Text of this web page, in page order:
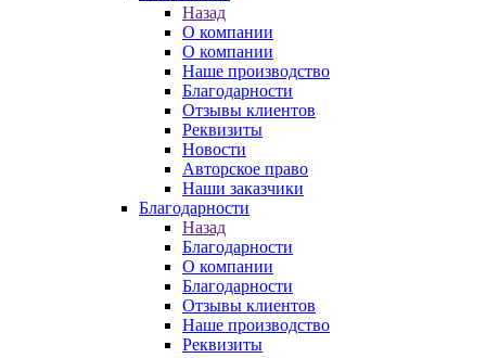
Назад
О компании
О компании
Наше производство
Благодарности
Отзывы клиентов
Реквизиты
Новости
Авторское право
Наши заказчики
Благодарности
Назад
Благодарности
О компании
Благодарности
Отзывы клиентов
Наше производство
Реквизиты